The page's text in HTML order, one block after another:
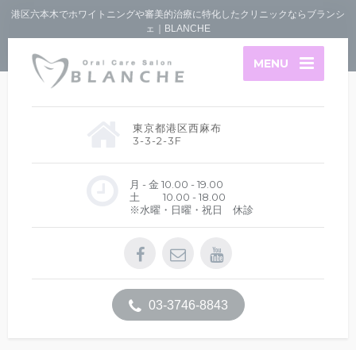
港区六本木でホワイトニングや審美的治療に特化したクリニックならブランシ
ェ｜BLANCHE
MENU
東京都港区西麻布
3-3-2-3F
月 - 金 10.00 - 19.00
土 10.00 - 18.00
※水曜・日曜・祝日 休診
03-3746-8843